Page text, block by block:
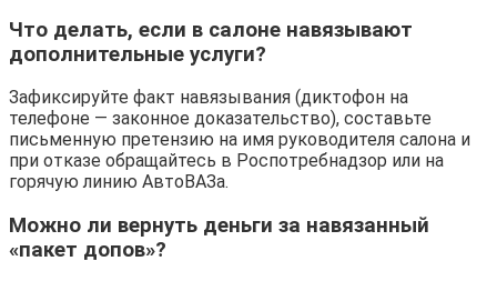
Что делать, если в салоне навязывают
дополнительные услуги?
Зафиксируйте факт навязывания (диктофон на
телефоне — законное доказательство), составьте
письменную претензию на имя руководителя салона и
при отказе обращайтесь в Роспотребнадзор или на
горячую линию АвтоВАЗа.
Можно ли вернуть деньги за навязанный
«пакет допов»?